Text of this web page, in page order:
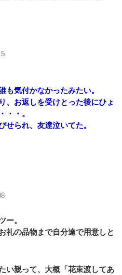
も気付かなかったみたい。
、お返しを受けとった後にひょ
・・。
せられ、友達泣いてた。
ー。
礼の品物まで自分達で用意しと
い親って、大概「花束渡してあ